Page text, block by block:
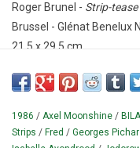
Roger Brunel - Strip-
Brussel - Glénat Benelux
21,5 x 29,5 cm.
Conditie: Goed.
bundel erotische
getekend door de
1986 / Axel Moonshine /
Strips / Fred / Georges